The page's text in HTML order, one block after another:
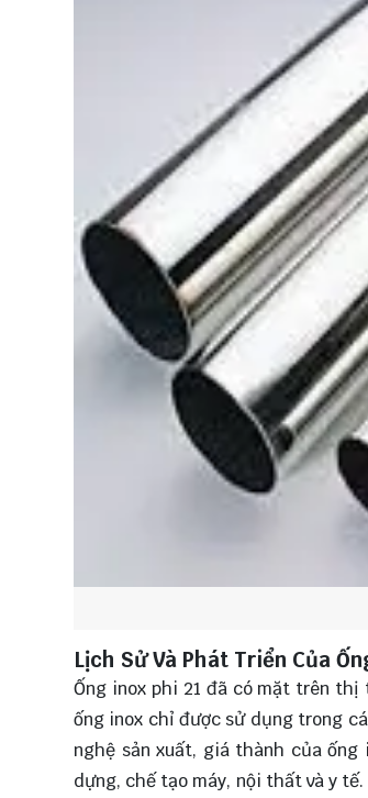
Lịch Sử Và Phát Triển Của
Ống inox phi 21 đã có mặt trên
ống inox chỉ được sử dụng trong
nghệ sản xuất, giá thành của
dựng, chế tạo máy, nội thất và y